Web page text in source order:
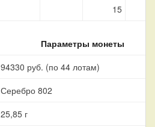
15
Параметры монеты
94330 руб. (по 44 лотам)
Серебро 802
25,85 г